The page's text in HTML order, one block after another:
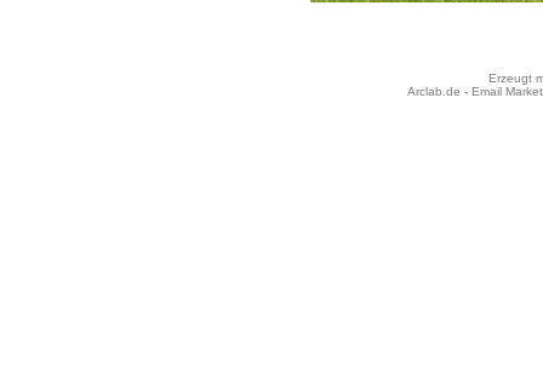
Erzeugt
Arclab.de - Email